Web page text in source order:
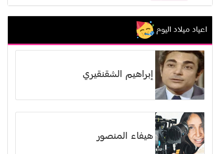
اعياد ميلاد اليوم
إبراهيم الشقنقيري
هيفاء المنصور